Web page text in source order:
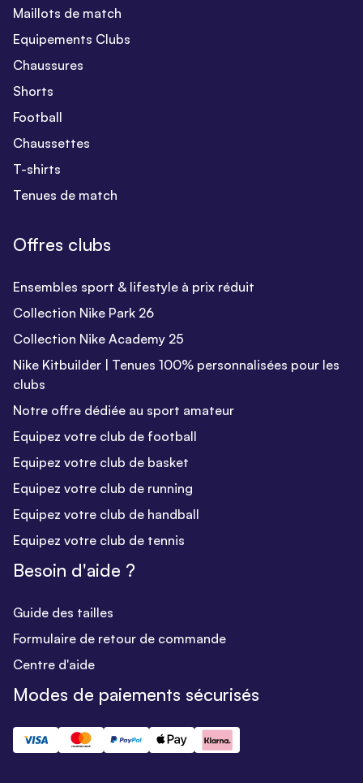
Maillots de match
Equipements Clubs
Chaussures
Shorts
Football
Chaussettes
T-shirts
Tenues de match
Offres clubs
Ensembles sport & lifestyle à prix réduit
Collection Nike Park 26
Collection Nike Academy 25
Nike Kitbuilder | Tenues 100% personnalisées pour les
clubs
Notre offre dédiée au sport amateur
Equipez votre club de football
Equipez votre club de basket
Equipez votre club de running
Equipez votre club de handball
Equipez votre club de tennis
Besoin d'aide ?
Guide des tailles
Formulaire de retour de commande
Centre d'aide
Modes de paiements sécurisés